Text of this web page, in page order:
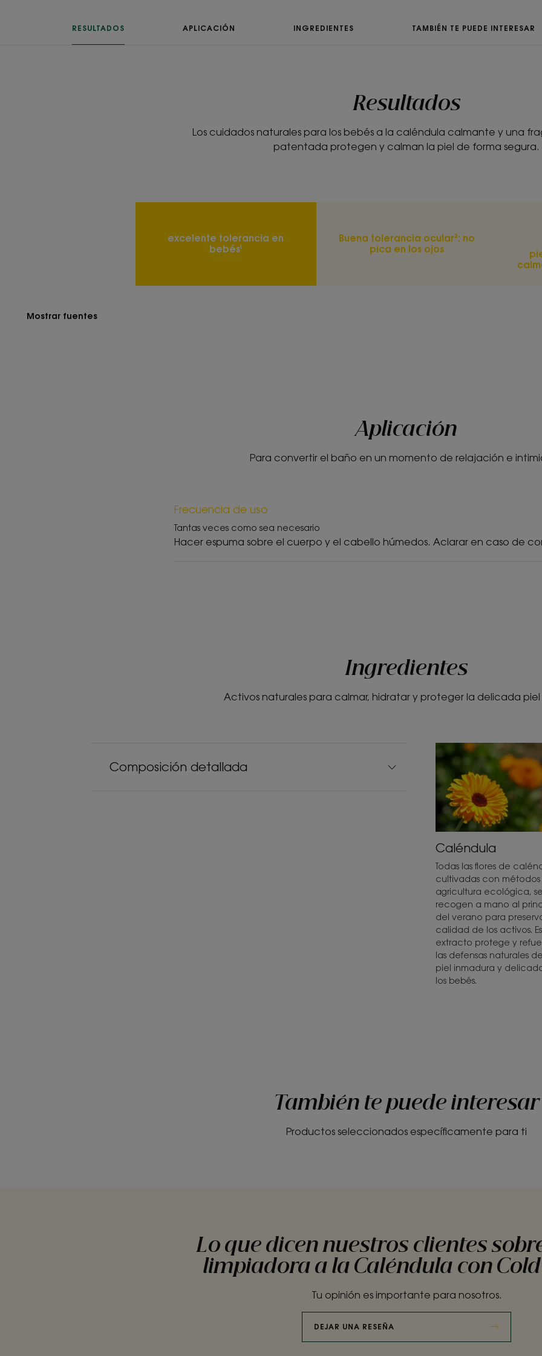
fórmula nutre intensamente la piel y
Textura
Beneficios de la
Aroma del
Fragancia suave y
*De conformidad con la norma 301B de la OCDE.
RESULTADOS APLICACIÓN INGREDIENTES TAMBIÉN TE PUEDE INTERESAR
Resultados
Los cuidados naturales para los bebés a la caléndula calmante y una
patentada protegen y calman la piel de forma segura.
excelente tolerancia en
bebés¹
Buena tolerancia ocular²: no
pica en los ojos
Mostrar fuentes
Aplicación
Para convertir el baño en un momento de relajación e
Frecuencia de uso
Tantas veces como sea necesario
Hacer espuma sobre el cuerpo y el cabello húmedos. Aclarar en caso de
Ingredientes
Activos naturales para calmar, hidratar y proteger la delicada
Composición detallada
Caléndula
Todas las flores de
cultivadas con
agricultura ecológica, se
recogen a mano al
del verano para
calidad de los activos.
extracto protege y
las defensas naturales
piel inmadura y
los bebés.
También te puede interesar
Productos seleccionados específicamente para ti
Lo que dicen nuestros clientes
limpiadora a la Caléndula con
Tu opinión es importante para nosotros.
DEJAR UNA RESEÑA